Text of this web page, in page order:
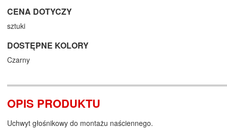
CENA DOTYCZY
sztuki
DOSTĘPNE KOLORY
Czarny
OPIS PRODUKTU
Uchwyt głośnikowy do montażu naściennego.